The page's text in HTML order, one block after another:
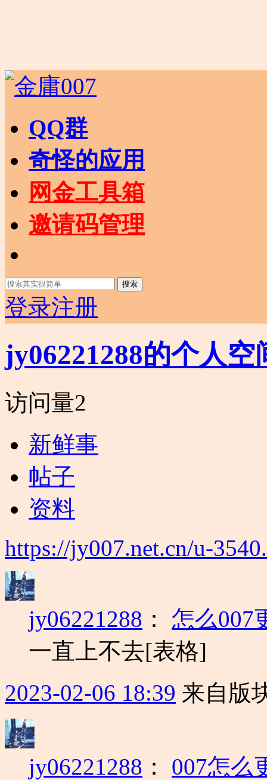
QQ群
奇怪的应用
网金工具箱
邀请码管理
搜索
登录注册
jy06221288的个人空
访问量2
新鲜事
帖子
资料
https://jy007.net.cn/u-
jy06221288 ： 怎么007
一直上不去[表格]
2023-02-06 18:39 来自版
jy06221288 ： 007怎么